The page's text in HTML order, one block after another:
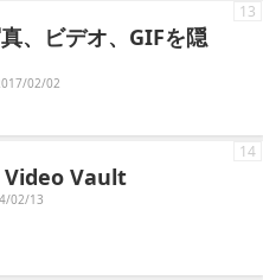
、ビデオ、GIFを隠
02/02
13
Video Vault
02/13
14